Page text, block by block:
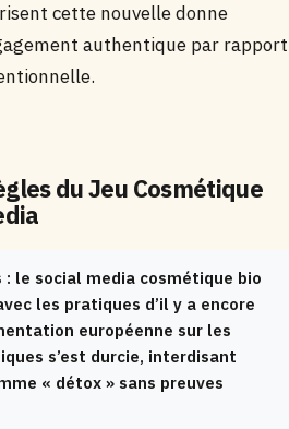
cette nouvelle donne
authentique par rapport
du Jeu Cosmétique
le social media cosmétique bio
les pratiques d’il y a encore
européenne sur les
s’est durcie, interdisant
« détox » sans preuves